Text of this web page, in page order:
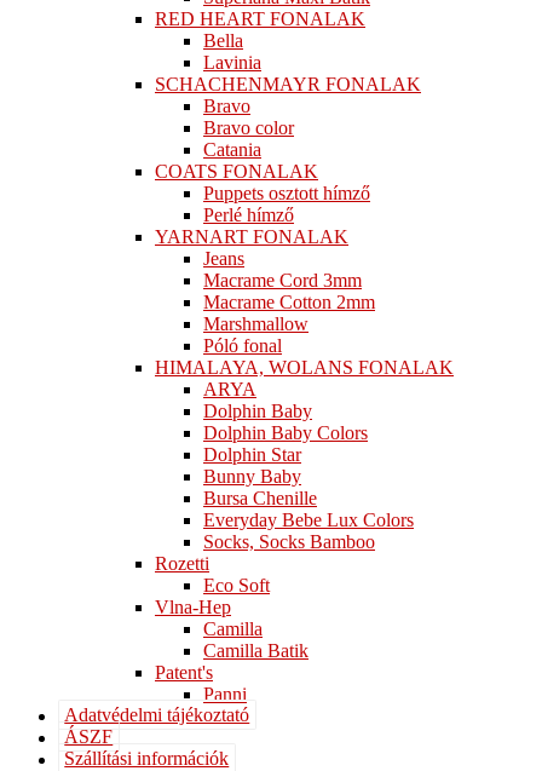
RED HEART FONALAK
Bella
Lavinia
SCHACHENMAYR FONALAK
Bravo
Bravo color
Catania
COATS FONALAK
Puppets osztott hímző
Perlé hímző
YARNART FONALAK
Jeans
Macrame Cord 3mm
Macrame Cotton 2mm
Marshmallow
Póló fonal
HIMALAYA, WOLANS FONALAK
ARYA
Dolphin Baby
Dolphin Baby Colors
Dolphin Star
Bunny Baby
Bursa Chenille
Everyday Bebe Lux Colors
Socks, Socks Bamboo
Rozetti
Eco Soft
Vlna-Hep
Camilla
Camilla Batik
Patent's
Panni
Adatvédelmi tájékoztató
ÁSZF
Szállítási információk